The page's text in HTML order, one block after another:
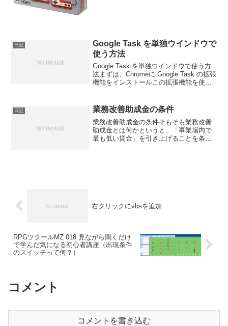
日記
Google Task を単独ウインドウで
使う方法
Google Task を単独ウインドウで使う方
法まずは、Chromeに Google Task の拡張
機能をインストールこの拡張機能を使う
す。この状態で、≡ ⇒...
日記 業務改善助成金の条件
業務改善助成金の条件そもそも業務改善
助成金とは何かというと、「事業場内で
最も低い賃金」を引き上げることを条件
右クリックにvbsを追加
RPGツクールMZ 018 見ながら聞くだけ
で学んだ気になる初心者講座（出現条件
のスイッチって何？）
コメント
コメントを書き込む